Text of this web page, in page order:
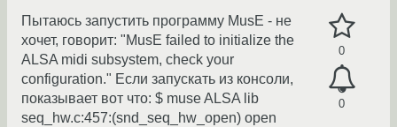
0
0
Пытаюсь запустить программу MusE - не
хочет, говорит: "MusE failed to initialize the
ALSA midi subsystem, check your
configuration." Если запускать из консоли,
показывает вот что: $ muse ALSA lib
seq_hw.c:457:(snd_seq_hw_open) open